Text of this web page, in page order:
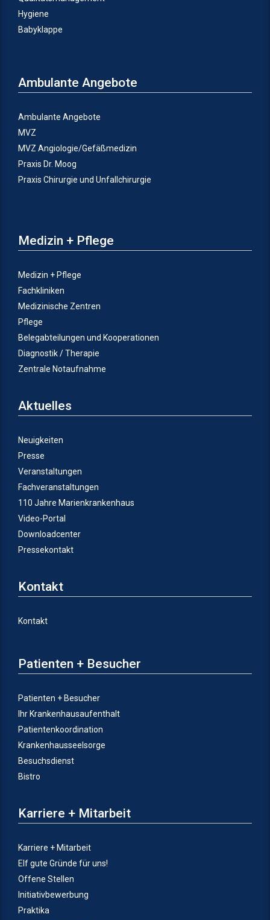
Hygiene
Babyklappe
Ambulante Angebote
Ambulante Angebote
MVZ
MVZ Angiologie/Gefäßmedizin
Praxis Dr. Moog
Praxis Chirurgie und Unfallchirurgie
Medizin + Pflege
Medizin + Pflege
Fachkliniken
Medizinische Zentren
Pflege
Belegabteilungen und Kooperationen
Diagnostik / Therapie
Zentrale Notaufnahme
Aktuelles
Neuigkeiten
Presse
Veranstaltungen
Fachveranstaltungen
110 Jahre Marienkrankenhaus
Video-Portal
Downloadcenter
Pressekontakt
Kontakt
Kontakt
Patienten + Besucher
Patienten + Besucher
Ihr Krankenhausaufenthalt
Patientenkoordination
Krankenhausseelsorge
Besuchsdienst
Bistro
Karriere + Mitarbeit
Karriere + Mitarbeit
Elf gute Gründe für uns!
Offene Stellen
Initiativbewerbung
Praktika